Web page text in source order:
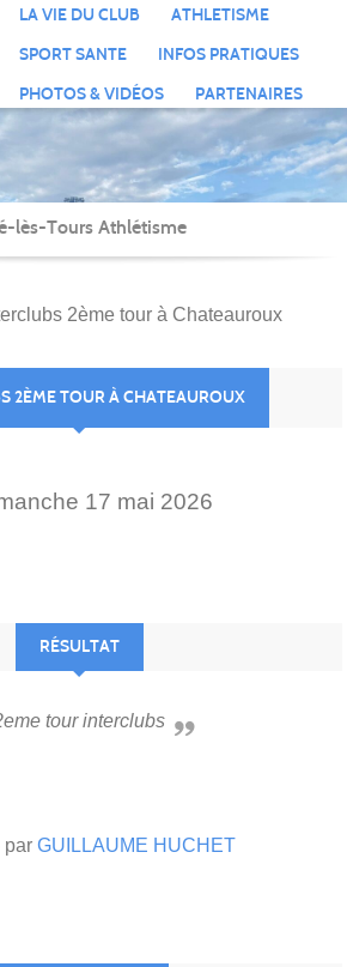
LA VIE DU CLUB
ATHLETISME
SPORT SANTE
INFOS PRATIQUES
PHOTOS & VIDÉOS
PARTENAIRES
lès-Tours Athlétisme
2ème tour à Chateauroux
2ÈME TOUR À CHATEAUROUX
17 mai 2026
RÉSULTAT
2eme tour interclubs
par GUILLAUME HUCHET
cookies